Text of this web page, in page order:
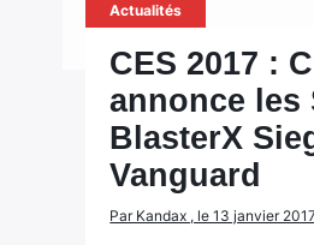
Actualités
CES 2017 :
annonce les
BlasterX
Vanguard
Par Kandax , le 13 janvier